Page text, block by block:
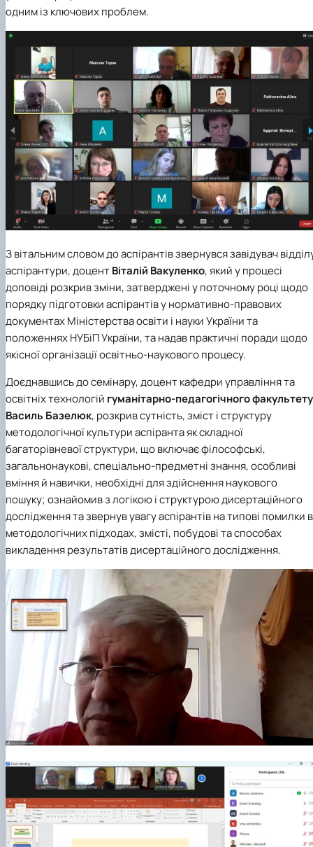
одним із ключових проблем.
З вітальним словом до аспірантів звернувся завідувач
аспірантури, доцентВіталій Вакуленко, який у процесі
доповіді розкрив зміни, затверджені у поточному році щодо
порядку підготовки аспірантів у нормативно-правових
документах Міністерства освіти і науки України та
положеннях НУБіП України, та надав практичні поради щодо
якісної організації освітньо-наукового процесу.
Доєднавшись до семінару, доцент кафедри управління та
освітніх технологій гуманітарно-педагогічного факультету
Василь Базелюк, розкрив сутність, зміст і структуру
методологічної культури аспіранта як складної
багаторівневої структури, що включає філософські,
загальнонаукові, спеціально-предметні знання, особливі
вміння й навички, необхідні для здійснення наукового
пошуку; ознайомив з логікою і структурою дисертаційного
дослідження та звернув увагу аспірантів на типові помилки в
методологічних підходах, змісті, побудові та способах
викладення результатів дисертаційного дослідження.